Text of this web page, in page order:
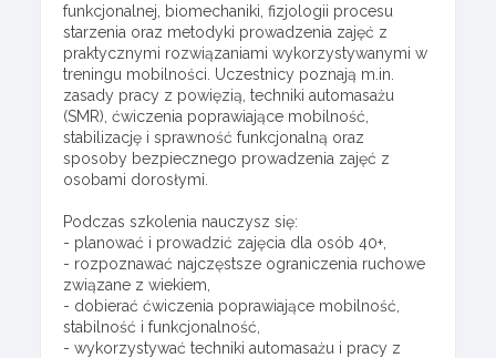
funkcjonalnej, biomechaniki, fizjologii procesu
starzenia oraz metodyki prowadzenia zajęć z
praktycznymi rozwiązaniami wykorzystywanymi w
treningu mobilności. Uczestnicy poznają m.in.
zasady pracy z powięzią, techniki automasażu
(SMR), ćwiczenia poprawiające mobilność,
stabilizację i sprawność funkcjonalną oraz
sposoby bezpiecznego prowadzenia zajęć z
osobami dorosłymi.
Podczas szkolenia nauczysz się:
- planować i prowadzić zajęcia dla osób 40+,
- rozpoznawać najczęstsze ograniczenia ruchowe
związane z wiekiem,
- dobierać ćwiczenia poprawiające mobilność,
stabilność i funkcjonalność,
- wykorzystywać techniki automasażu i pracy z